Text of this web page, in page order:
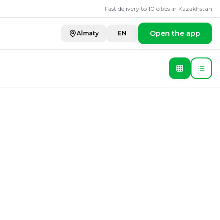
Fast delivery to 10 cities in Kazakhstan
Almaty EN Open the app
абсент